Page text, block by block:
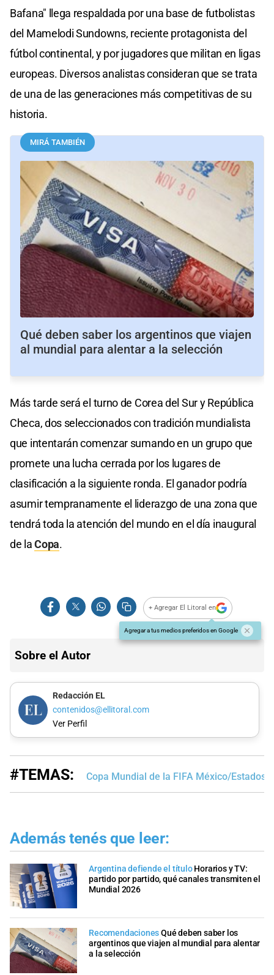
Bafana" llega respaldada por una base de futbolistas
del Mamelodi Sundowns, reciente protagonista del
fútbol continental, y por jugadores que militan en ligas
europeas. Diversos analistas consideran que se trata
de una de las generaciones más competitivas de su
historia.
MIRÁ TAMBIÉN
Qué deben saber los argentinos que viajen
al mundial para alentar a la selección
Más tarde será el turno de Corea del Sur y República
Checa, dos seleccionados con tradición mundialista
que intentarán comenzar sumando en un grupo que
promete una lucha cerrada por los lugares de
clasificación a la siguiente ronda. El ganador podría
asumir tempranamente el liderazgo de una zona que
tendrá toda la atención del mundo en el día inaugural
de laCopa.
+ Agregar El Litoral en
Agregar a tus medios preferidos en Google
Sobre el Autor
Redacción EL
contenidos@ellitoral.com
Ver Perfil
#TEMAS: Copa Mundial de la FIFA México/Estados
Además tenés que leer:
Argentina defiende el título Horarios y TV:
partido por partido, qué canales transmiten el
Mundial 2026
RecomendacionesQué deben saber los
argentinos que viajen al mundial para alentar
a la selección